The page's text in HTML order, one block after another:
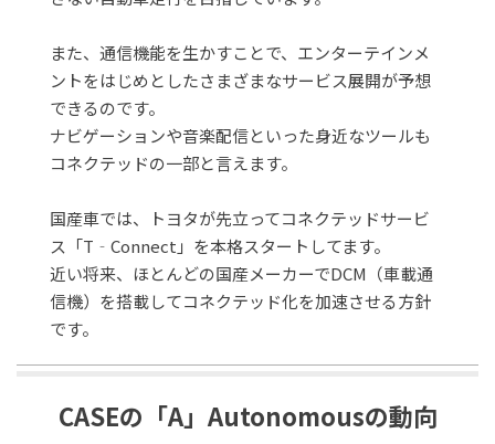
また、通信機能を生かすことで、エンターテインメ
ントをはじめとしたさまざまなサービス展開が予想
できるのです。
ナビゲーションや音楽配信といった身近なツールも
コネクテッドの一部と言えます。
国産車では、トヨタが先立ってコネクテッドサービ
ス「T‐Connect」を本格スタートしてます。
近い将来、ほとんどの国産メーカーでDCM（車載通
信機）を搭載してコネクテッド化を加速させる方針
です。
CASEの「A」Autonomousの動向